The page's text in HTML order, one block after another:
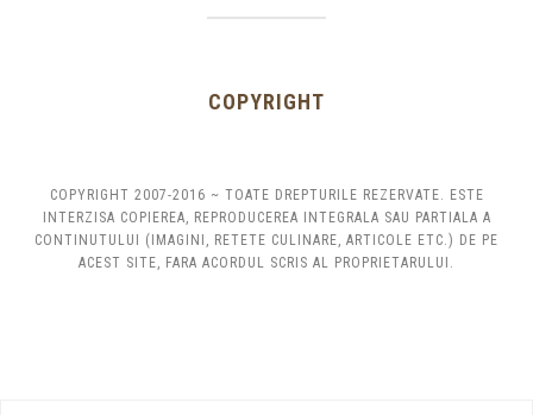
COPYRIGHT
COPYRIGHT 2007-2016 ~ TOATE DREPTURILE REZERVATE. ESTE
INTERZISA COPIEREA, REPRODUCEREA INTEGRALA SAU PARTIALA A
CONTINUTULUI (IMAGINI, RETETE CULINARE, ARTICOLE ETC.) DE PE
ACEST SITE, FARA ACORDUL SCRIS AL PROPRIETARULUI.